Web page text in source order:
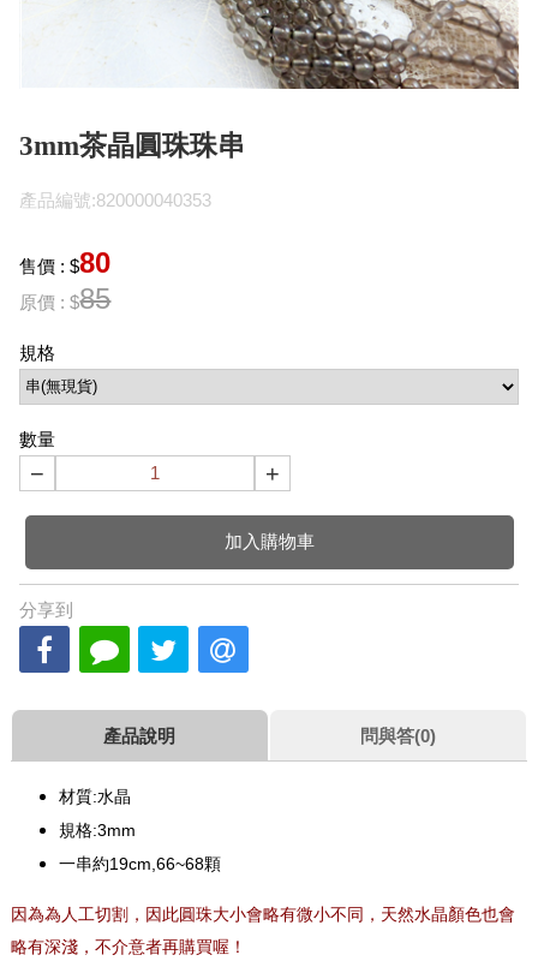
3mm茶晶圓珠珠串
產品編號:820000040353
售價 : $80
原價 : $85
規格
數量
− +
加入購物車
分享到
產品說明 問與答(0)
材質:水晶
規格:3mm
一串約19cm,66~68顆
因為為人工切割，因此圓珠大小會略有微小不同，天然水晶顏色也會
略有深淺，不介意者再購買喔！